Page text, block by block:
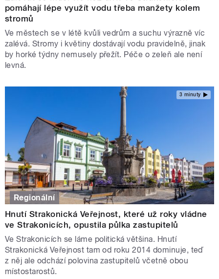
pomáhají lépe využít vodu třeba manžety kolem
stromů
Ve městech se v létě kvůli vedrům a suchu výrazně víc
zalévá. Stromy i květiny dostávají vodu pravidelně, jinak
by horké týdny nemusely přežít. Péče o zeleň ale není
levná.
3 minuty
Regionální
Hnutí Strakonická Veřejnost, které už roky vládne
ve Strakonicích, opustila půlka zastupitelů
Ve Strakonicích se láme politická většina. Hnutí
Strakonická Veřejnost tam od roku 2014 dominuje, teď
z něj ale odchází polovina zastupitelů včetně obou
místostarostů.